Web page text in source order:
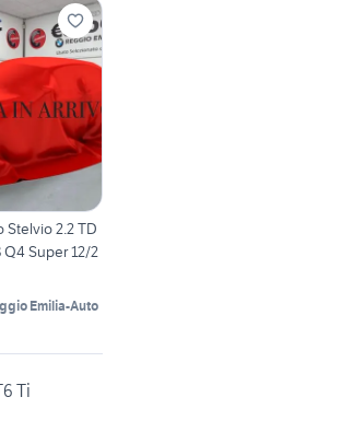
Stelvio 2.2 TD
Q4 Super 12/2
Emilia-Auto
Ti